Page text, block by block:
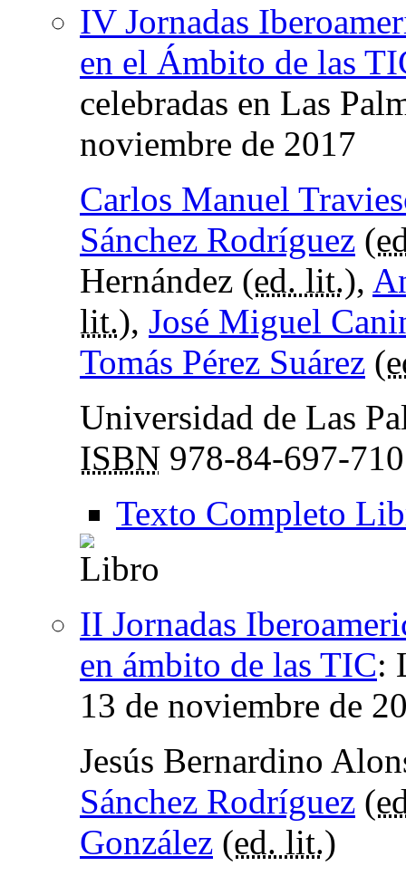
IV Jornadas
en el Ámbito de las
celebradas en Las
noviembre de 2017
Carlos Manuel
Sánchez Rodríguez (
Hernández (ed. lit.),
lit.), José Miguel
Tomás Pérez Suárez (
Universidad de Las
ISBN 978-84-697-
Texto Completo
II Jornadas
en ámbito de las TIC:
13 de noviembre de
Jesús Bernardino
Sánchez Rodríguez (
González (ed. lit.)